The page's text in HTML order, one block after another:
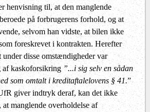
henvisning til, at den manglende
på forbrugerens forhold, og at
selvom han vidste, at bilen ikke
foreskrevet i kontrakten. Herefter
under disse omstændigheder var
af kaskoforsikring ”...i sig selv en sådan
som omtalt i kreditaftalelovens § 41.”
giver indtryk deraf, kan det ikke
manglende overholdelse af